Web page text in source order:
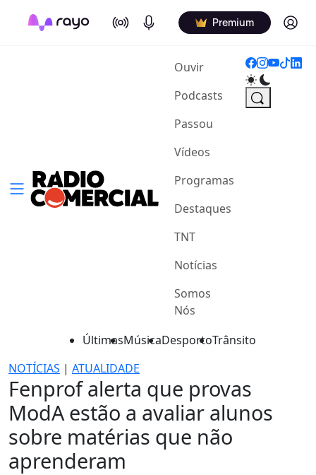
On Air Podcasts Premium Log in
Ouvir(current)
Podcasts
Passou
Vídeos
Programas
Destaques
TNT
Notícias
Somos
Nós
ÚltimasMúsicaDesportoTrânsito
NOTÍCIAS | ATUALIDADE
Fenprof alerta que provas
ModA estão a avaliar alunos
sobre matérias que não
aprenderam